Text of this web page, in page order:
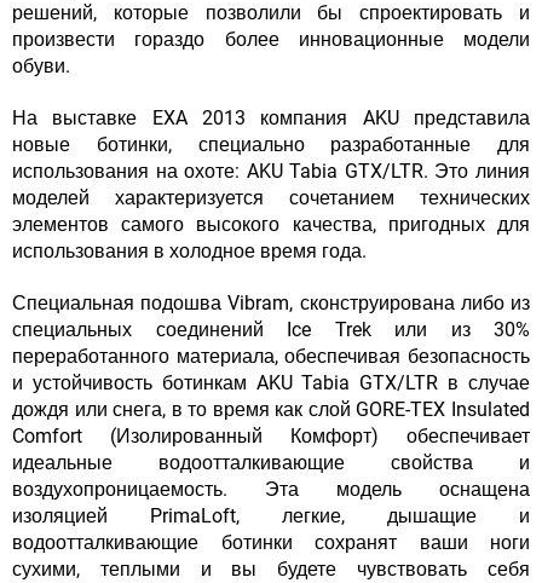
решений, которые позволили бы спроектировать и
произвести гораздо более инновационные модели
обуви.
На выставке EXA 2013 компания AKU представила
новые ботинки, специально разработанные для
использования на охоте: AKU Tabia GTX/LTR. Это линия
моделей характеризуется сочетанием технических
элементов самого высокого качества, пригодных для
использования в холодное время года.
Специальная подошва Vibram, сконструирована либо из
специальных соединений Ice Trek или из 30%
переработанного материала, обеспечивая безопасность
и устойчивость ботинкам AKU Tabia GTX/LTR в случае
дождя или снега, в то время как слой GORE-TEX Insulated
Comfort (Изолированный Комфорт) обеспечивает
идеальные водоотталкивающие свойства и
воздухопроницаемость. Эта модель оснащена
изоляцией PrimaLoft, легкие, дышащие и
водоотталкивающие ботинки сохранят ваши ноги
сухими, теплыми и вы будете чувствовать себя